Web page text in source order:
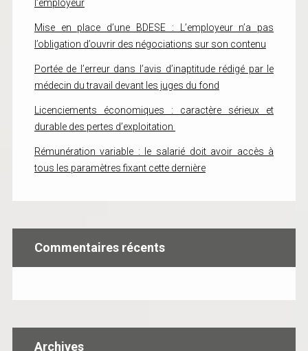
l’employeur
Mise en place d’une BDESE : L’employeur n’a pas
l’obligation d’ouvrir des négociations sur son contenu
Portée de l’erreur dans l’avis d’inaptitude rédigé par le
médecin du travail devant les juges du fond
Licenciements économiques : caractère sérieux et
durable des pertes d’exploitation
Rémunération variable : le salarié doit avoir accès à
tous les paramètres fixant cette dernière
Commentaires récents
Archives